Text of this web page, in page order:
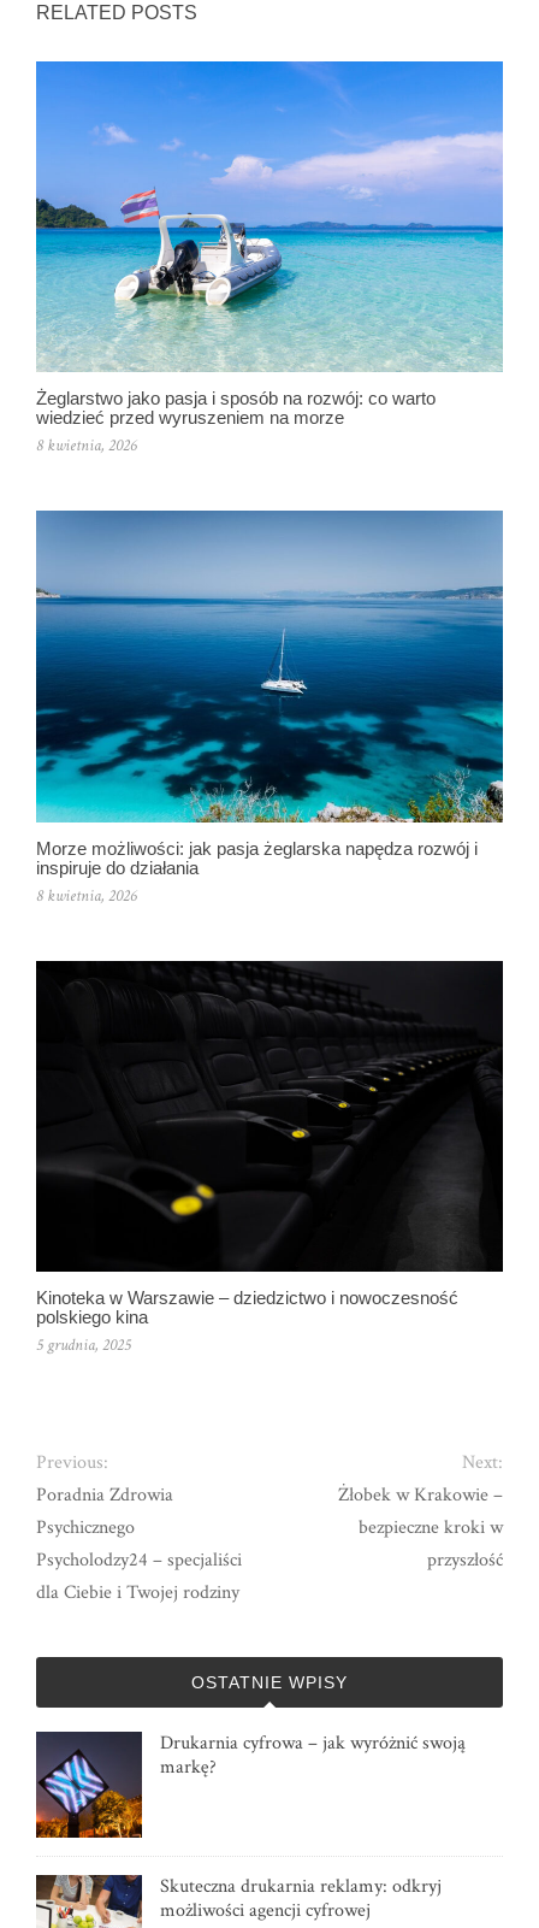
RELATED POSTS
Żeglarstwo jako pasja i sposób na rozwój: co warto
wiedzieć przed wyruszeniem na morze
8 kwietnia, 2026
Morze możliwości: jak pasja żeglarska napędza rozwój i
inspiruje do działania
8 kwietnia, 2026
Kinoteka w Warszawie – dziedzictwo i nowoczesność
polskiego kina
5 grudnia, 2025
Previous:
Poradnia Zdrowia
Psychicznego
Psycholodzy24 – specjaliści
dla Ciebie i Twojej rodziny
Next:
Żłobek w Krakowie –
bezpieczne kroki w
przyszłość
OSTATNIE WPISY
Drukarnia cyfrowa – jak wyróżnić swoją
markę?
Skuteczna drukarnia reklamy: odkryj
możliwości agencji cyfrowej